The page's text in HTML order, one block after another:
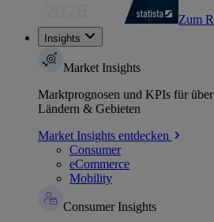
Zum
Insights
Market Insights
Marktprognosen und KPIs für
Ländern & Gebieten
Market Insights entdecken
Consumer
eCommerce
Mobility
Consumer Insights